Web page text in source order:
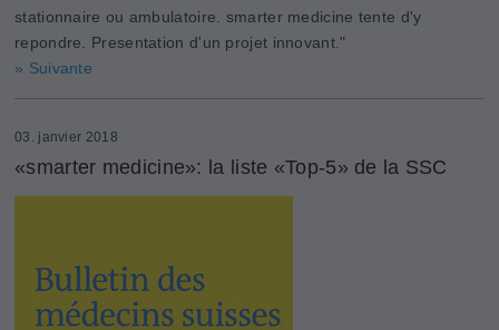
stationnaire ou ambulatoire. smarter medicine tente d'y
repondre. Presentation d'un projet innovant."
» Suivante
03. janvier 2018
«smarter medicine»: la liste «Top-5» de la SSC